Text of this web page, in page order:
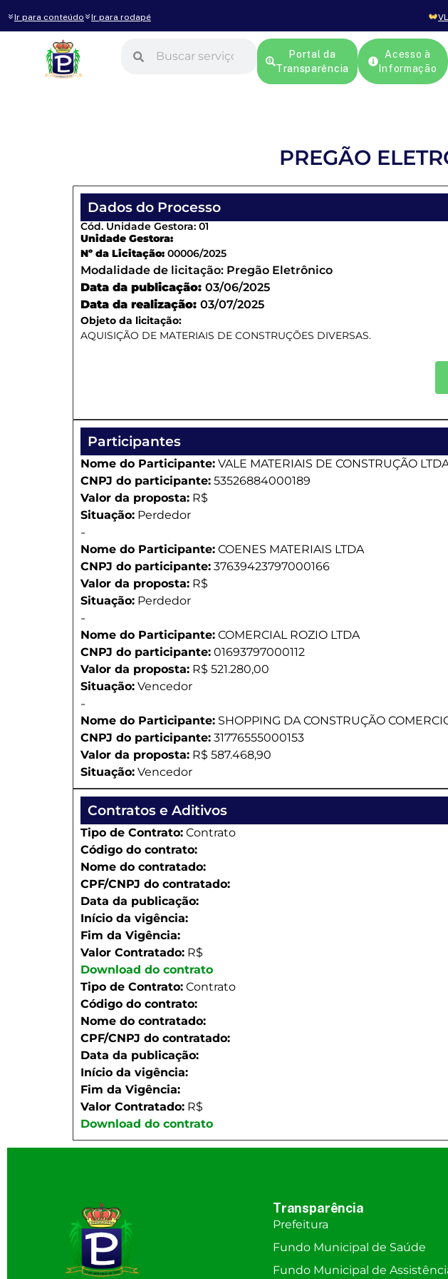
Ir para conteúdo Ir para rodapé
Portal da
Transparência
Acesso à
Informação
PREGÃO
Dados do Processo
Cód. Unidade Gestora: 01
Unidade Gestora:
Nº da Licitação: 00006/2025
Modalidade de licitação: Pregão Eletrônico
Data da publicação: 03/06/2025
Data da realização: 03/07/2025
Objeto da licitação:
AQUISIÇÃO DE MATERIAIS DE CONSTRUÇÕES DIVERSAS.
Participantes
Nome do Participante: VALE MATERIAIS DE CONSTRUÇÃO
CNPJ do participante: 53526884000189
Valor da proposta: R$
Situação: Perdedor
-
Nome do Participante: COENES MATERIAIS LTDA
CNPJ do participante: 37639423797000166
Valor da proposta: R$
Situação: Perdedor
-
Nome do Participante: COMERCIAL ROZIO LTDA
CNPJ do participante: 01693797000112
Valor da proposta: R$ 521.280,00
Situação: Vencedor
-
Nome do Participante: SHOPPING DA CONSTRUÇÃO
CNPJ do participante: 31776555000153
Valor da proposta: R$ 587.468,90
Situação: Vencedor
Contratos e Aditivos
Tipo de Contrato: Contrato
Código do contrato:
Nome do contratado:
CPF/CNPJ do contratado:
Data da publicação:
Início da vigência:
Fim da Vigência:
Valor Contratado: R$
Download do contrato
Tipo de Contrato: Contrato
Código do contrato:
Nome do contratado:
CPF/CNPJ do contratado:
Data da publicação:
Início da vigência:
Fim da Vigência:
Valor Contratado: R$
Download do contrato
Transparência
Prefeitura
Fundo Municipal de Saúde
Fundo Municipal de